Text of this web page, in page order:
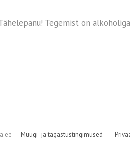
Tegemist on
Müügi- ja tagastustingimused